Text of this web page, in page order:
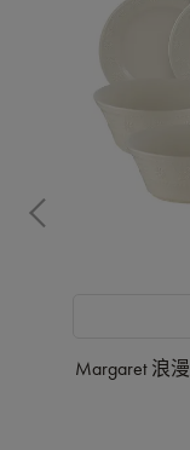
Margaret 浪